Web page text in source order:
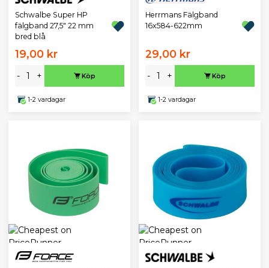
Schwalbe Super HP
fälgband 27,5" 22 mm
bred blå
19,00 kr
- + Köp
1-2 vardagar
Herrmans Fälgband
16x584-622mm
29,00 kr
- + Köp
1-2 vardagar